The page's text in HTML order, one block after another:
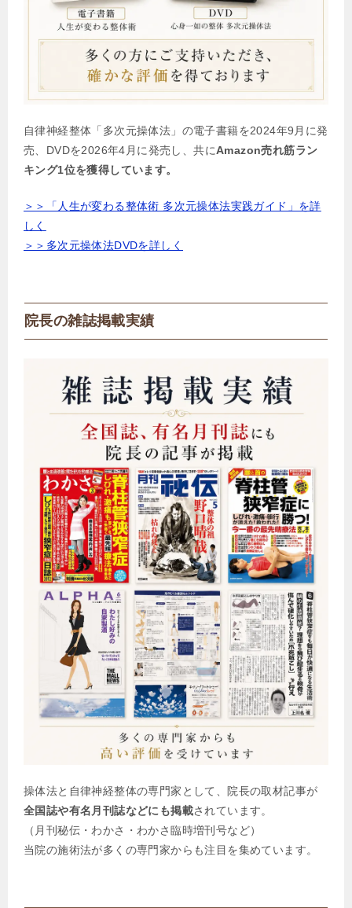
自律神経整体「多次元操体法」の電子書籍を2024年9月に発
売、DVDを2026年4月に発売し、共にAmazon売れ筋ラン
キング1位を獲得しています。
＞＞「人生が変わる整体術 多次元操体法実践ガイド」を詳
しく
＞＞多次元操体法DVDを詳しく
院長の雑誌掲載実績
操体法と自律神経整体の専門家として、院長の取材記事が
全国誌や有名月刊誌などにも掲載されています。
（月刊秘伝・わかさ・わかさ臨時増刊号など）
当院の施術法が多くの専門家からも注目を集めています。